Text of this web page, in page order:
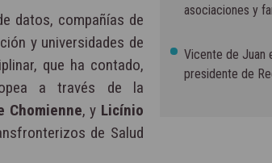
asociaciones y
Vicente de Juan
presidente de
datos, compañías de
y universidades de
que ha contado,
a través de la
Chomienne, y Licínio
de Salud